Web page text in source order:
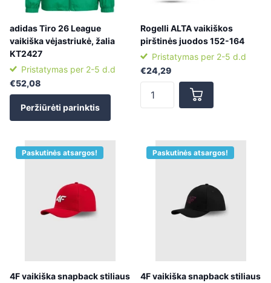
adidas Tiro 26 League
vaikiška vėjastriukė, žalia
KT2427
Pristatymas per 2-5 d.d
€52,08
Peržiūrėti parinktis
Rogelli ALTA vaikiškos
pirštinės juodos 152-164
Pristatymas per 2-5 d.d
€24,29
Paskutinės atsargos!
4F vaikiška snapback stiliaus
Paskutinės atsargos!
4F vaikiška snapback stiliaus